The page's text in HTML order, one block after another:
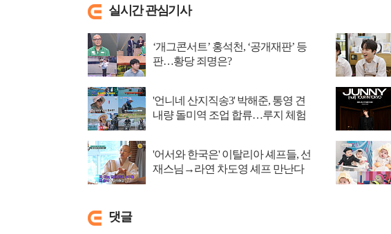
실시간 관심기사
‘개그콘서트’ 홍석천, ‘공개재판’ 등
판…황당 죄명은?
'언니네 산지직송3' 박해준, 통영 견
내량 돌미역 조업 합류…루지 체험
'어서와 한국은' 이탈리아 셰프들, 선
재스님→라연 차도영 셰프 만난다
댓글